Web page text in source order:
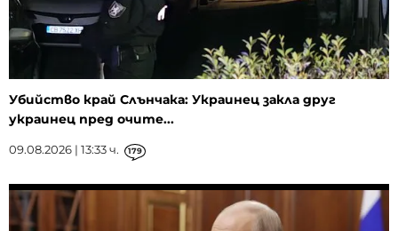
Убийство край Слънчака: Украинец закла друг
украинец пред очите...
09.08.2026 | 13:33 ч. 179